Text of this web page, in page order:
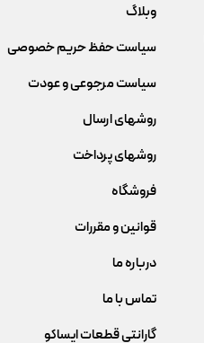
وبلاگ
سیاست حفظ حریم خصوصی
سیاست مرجوعی و عودت
روشهای ارسال
روشهای پرداخت
فروشگاه
قوانین و مقررات
درباره ما
تماس با ما
گارانتی قطعات ایساکو